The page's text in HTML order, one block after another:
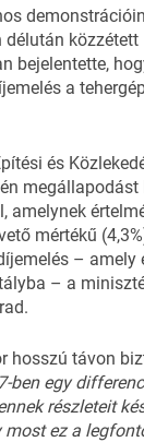
délután közzétett
bejelentette,
a
és
amelynek
mértékű
– amely
– a
hosszú távon
ben egy
részleteit
ez a